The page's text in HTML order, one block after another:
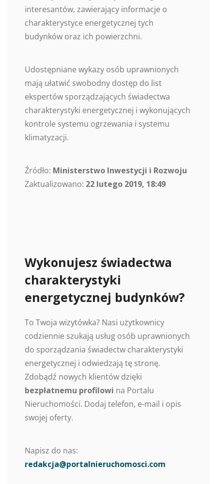
interesantów, zawierający informacje o
charakterystyce energetycznej tych
budynków oraz ich powierzchni.
Udostępniane wykazy osób uprawnionych
mają ułatwić swobodny dostęp do list
ekspertów sporządzających świadectwa
charakterystyki energetycznej i wykonujących
kontrole systemu ogrzewania i systemu
klimatyzacji.
Źródło: Ministerstwo Inwestycji i Rozwoju
Zaktualizowano: 22 lutego 2019, 18:49
Wykonujesz świadectwa
charakterystyki
energetycznej budynków?
To Twoja wizytówka? Nasi użytkownicy
codziennie szukają usług osób uprawnionych
do sporządzania świadectw charakterystyki
energetycznej i odwiedzają tę stronę.
Zdobądź nowych klientów dzięki
bezpłatnemu profilowi na Portalu
Nieruchomości. Dodaj telefon, e-mail i opis
swojej oferty.
Napisz do nas:
redakcja@portalnieruchomosci.com